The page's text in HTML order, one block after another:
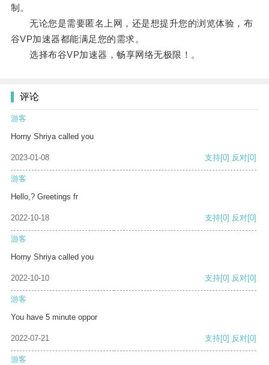
制。
无论您是需要匿名上网，还是想提升您的浏览体验，布
谷VP加速器都能满足您的需求。
选择布谷VP加速器，畅享网络无极限！。
评论
游客
Horny Shriya called you
2023-01-08 支持[0] 反对[0]
游客
Hello,? Greetings fr
2022-10-18 支持[0] 反对[0]
游客
Horny Shriya called you
2022-10-10 支持[0] 反对[0]
游客
You have 5 minute oppor
2022-07-21 支持[0] 反对[0]
游客